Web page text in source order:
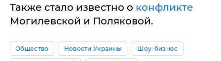
Также стало известно о конфликте
Могилевской и Поляковой.
Общество Новости Украины Шоу-бизнес